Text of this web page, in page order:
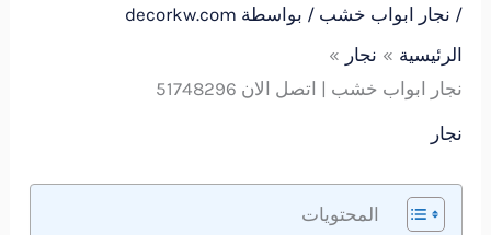
/ نجار ابواب خشب / بواسطة decorkw.com
الرئيسية
نجار
نجار ابواب خشب | اتصل الان 51748296
نجار
المحتويات